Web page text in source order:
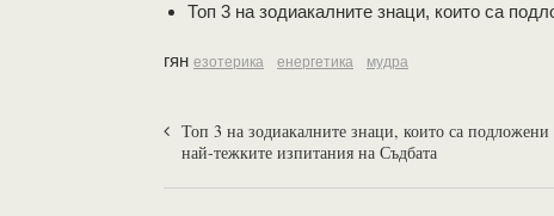
Топ 3 на зодиакалните знаци, които са
гян езотерика енергетика мудра
Топ 3 на зодиакалните знаци, които са подложени
най-тежките изпитания на Съдбата